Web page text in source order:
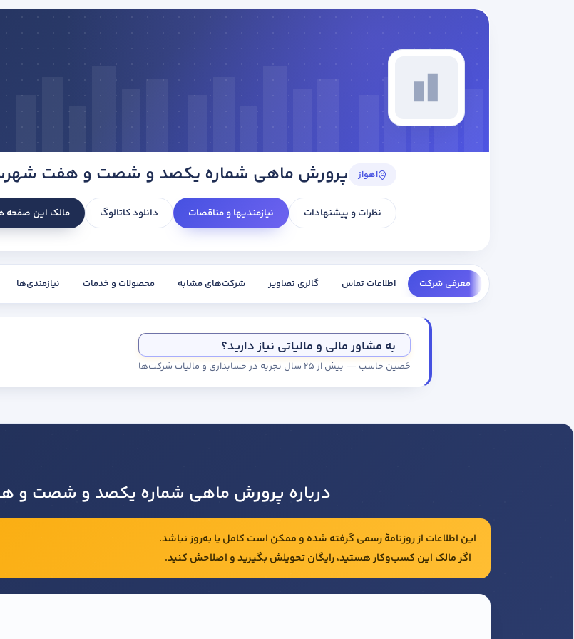
اهواز پرورش ماهی شماره یکصد و شصت و هفت
نظرات و پیشنهادات نیازمندیها و مناقصات دانلود کاتالوگ مالک این صفحه
معرفی شرکت اطلاعات تماس گالری تصاویر شرکت‌های مشابه محصولات و خدمات نیازمندی‌ها
به مشاور مالی و مالیاتی نیاز دارید؟
حَصین حاسب — بیش از ۲۵ سال تجربه در حسابداری و مالیات شرکت‌ها
درباره پرورش ماهی شماره یکصد و شصت و
این اطلاعات از روزنامهٔ رسمی گرفته شده و ممکن است کامل یا به‌روز نباشد.
اگر مالک این کسب‌وکار هستید، رایگان تحویلش بگیرید و اصلاحش کنید.